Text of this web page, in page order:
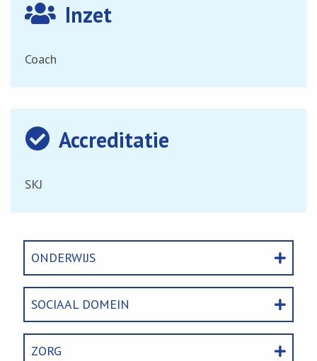
Inzet
Coach
Accreditatie
SKJ
ONDERWIJS
SOCIAAL DOMEIN
ZORG